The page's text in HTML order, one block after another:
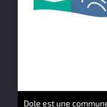
Dole est une